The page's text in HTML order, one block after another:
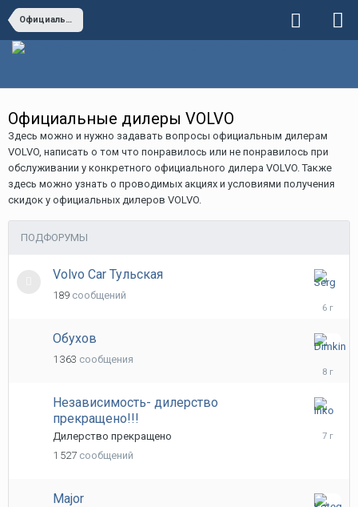
Официальный раздел
Официальные дилеры VOLVO
Здесь можно и нужно задавать вопросы официальным дилерам
VOLVO, написать о том что понравилось или не понравилось при
обслуживании у конкретного официального дилера VOLVO. Также
здесь можно узнать о проводимых акциях и условиями получения
скидок у официальных дилеров VOLVO.
ПОДФОРУМЫ
Volvo Car Тульская
189 сообщений
6
апреля,
Обухов
1 363 сообщения
20
апреля,
Независимость- дилерство
прекращено!!!
Дилерство прекращено
1 527 сообщений
27
мая,
Major